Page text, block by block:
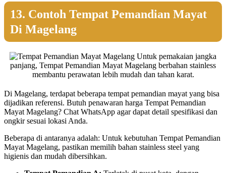
13. Contoh Tempat Pemandian Mayat
Di Magelang
Untuk pemakaian jangka
panjang, Tempat Pemandian Mayat Magelang berbahan stainless
membantu perawatan lebih mudah dan tahan karat.
Di Magelang, terdapat beberapa tempat pemandian mayat yang bisa
dijadikan referensi. Butuh penawaran harga Tempat Pemandian
Mayat Magelang? Chat WhatsApp agar dapat detail spesifikasi dan
ongkir sesuai lokasi Anda.
Beberapa di antaranya adalah: Untuk kebutuhan Tempat Pemandian
Mayat Magelang, pastikan memilih bahan stainless steel yang
higienis dan mudah dibersihkan.